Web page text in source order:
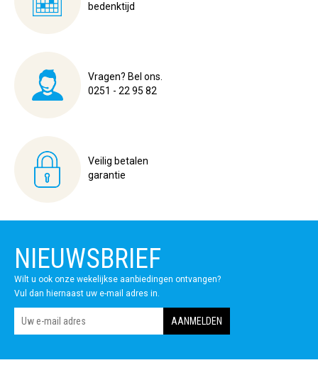
bedenktijd
Vragen? Bel ons.
0251 - 22 95 82
Veilig betalen
garantie
NIEUWSBRIEF
Wilt u ook onze wekelijkse aanbiedingen ontvangen?
Vul dan hiernaast uw e-mail adres in.